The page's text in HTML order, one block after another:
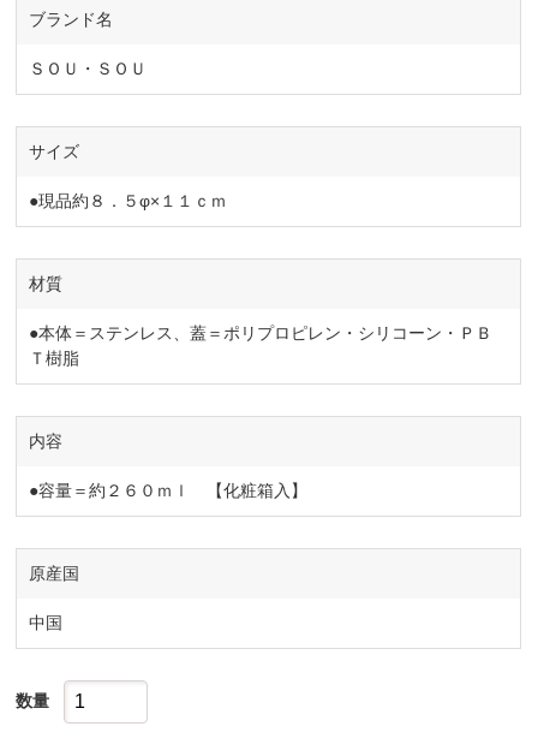
ブランド名
ＳＯＵ・ＳＯＵ
サイズ
●現品約８．５φ×１１ｃｍ
材質
●本体＝ステンレス、蓋＝ポリプロピレン・シリコーン・ＰＢ
Ｔ樹脂
内容
●容量＝約２６０ｍｌ 【化粧箱入】
原産国
中国
数量